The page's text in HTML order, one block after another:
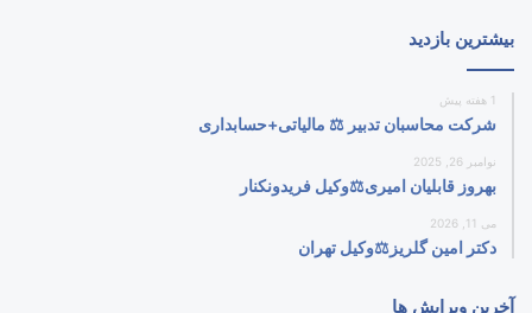
بیشترین بازدید
1 هفته پیش
شرکت محاسبان تدبیر ⚖️ مالیاتی+حسابداری
نوامبر 26, 2025
بهروز قابلیان امیری⚖️وکیل فریدونکنار
می 11, 2026
دکتر امین گلریز⚖️وکیل تهران
آخرین ویرایش ها